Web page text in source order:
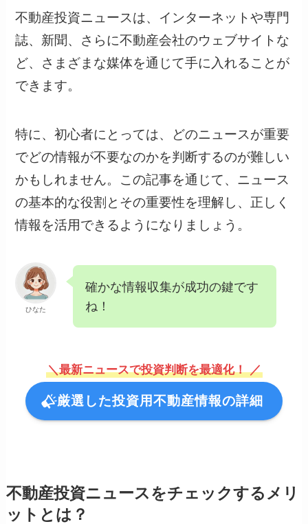
不動産投資ニュースは、インターネットや専門
誌、新聞、さらに不動産会社のウェブサイトな
ど、さまざまな媒体を通じて手に入れることが
できます。
特に、初心者にとっては、どのニュースが重要
でどの情報が不要なのかを判断するのが難しい
かもしれません。この記事を通じて、ニュース
の基本的な役割とその重要性を理解し、正しく
情報を活用できるようになりましょう。
ひなた
確かな情報収集が成功の鍵です
ね！
＼最新ニュースで投資判断を最適化！ ／
厳選した投資用不動産情報の詳細
不動産投資ニュースをチェックするメリ
ットとは？